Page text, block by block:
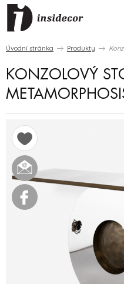
Úvodní stránka Produkty
KONZOLOVÝ